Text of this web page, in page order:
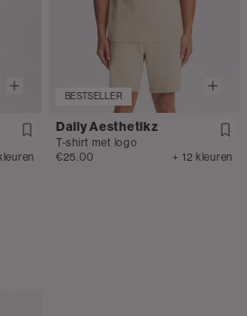
BESTSELLER
Daily Aesthetikz
T-shirt met logo
€25.00
+ 12 kleuren